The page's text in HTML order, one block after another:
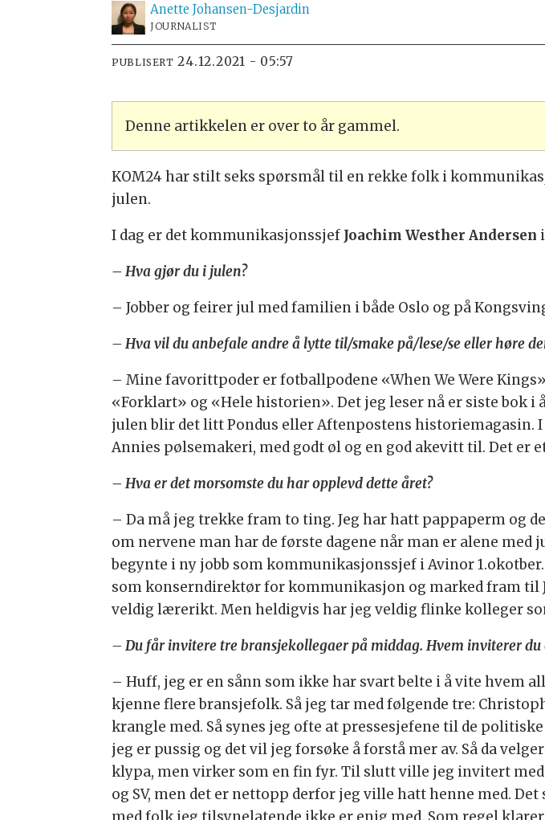
Anette Johansen-Desjardin
JOURNALIST
PUBLISERT 24.12.2021 - 05:57
Denne artikkelen er over to år gammel.
KOM24 har stilt seks spørsmål til en rekke folk i
julen.
I dag er det kommunikasjonssjef Joachim Westher Andersen
–Hva gjør du i julen?
– Jobber og feirer jul med familien i både Oslo og på
– Hva vil du anbefale andre å lytte til/smake på/lese/se eller høre
– Mine favorittpoder er fotballpodene «When We Were
«Forklart» og «Hele historien». Det jeg leser nå er siste bok
julen blir det litt Pondus eller Aftenpostens
Annies pølsemakeri, med godt øl og en god akevitt til. Det er
– Hva er det morsomste du har opplevd dette året?
– Da må jeg trekke fram to ting. Jeg har hatt pappaperm og
om nervene man har de første dagene når man er alene
begynte i ny jobb som kommunikasjonssjef i Avinor
som konserndirektør for kommunikasjon og marked fram til
veldig lærerikt. Men heldigvis har jeg veldig flinke kolleger
– Du får invitere tre bransjekollegaer på middag. Hvem inviterer du
– Huff, jeg er en sånn som ikke har svart belte i å vite hvem
kjenne flere bransjefolk. Så jeg tar med følgende tre:
krangle med. Så synes jeg ofte at pressesjefene til de
jeg er pussig og det vil jeg forsøke å forstå mer av. Så da
klypa, men virker som en fin fyr. Til slutt ville jeg invitert
og SV, men det er nettopp derfor jeg ville hatt henne med.